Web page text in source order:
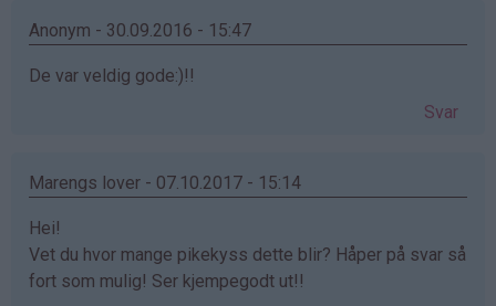
Anonym - 30.09.2016 - 15:47
De var veldig gode:)!!
Svar
Marengs lover - 07.10.2017 - 15:14
Hei!
Vet du hvor mange pikekyss dette blir? Håper på svar så
fort som mulig! Ser kjempegodt ut!!